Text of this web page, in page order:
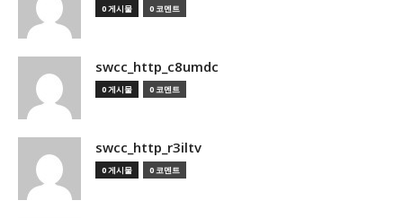
0 게시물 0 코멘트
swcc_http_c8umdc
0 게시물 0 코멘트
swcc_http_r3iltv
0 게시물 0 코멘트